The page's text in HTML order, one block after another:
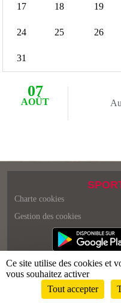
17 18 19
24 25 26
31
07
AOÛT
Charte cookies
Gestion des cookies
Envie de participer ?
Ce site utilise des cookies et
vous souhaitez activer
Tout accepter